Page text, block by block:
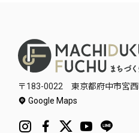
〒183-0022 東京都府中市宮
Google Maps